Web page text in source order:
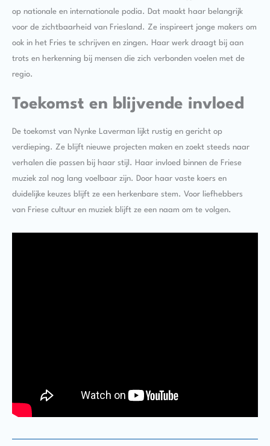
op nationale en internationale podia. Dat maakt haar belangrijk
voor de zichtbaarheid van Friesland. Ze inspireert jonge makers om
ook in het Fries te schrijven en zingen. Haar werk draagt bij aan
trots en herkenning bij mensen die zich verbonden voelen met de
regio.
Toekomst en blijvende invloed
De toekomst van Nynke Laverman lijkt rustig en gericht op
verdieping. Ze blijft nieuwe projecten maken en zoekt steeds naar
verhalen die passen bij haar stijl. Haar invloed binnen de Friese
muziek zal nog lang voelbaar zijn. Door haar vaste koers en
duidelijke keuzes blijft ze een herkenbare stem. Voor liefhebbers
van Friese cultuur en muziek blijft ze een naam om te volgen.